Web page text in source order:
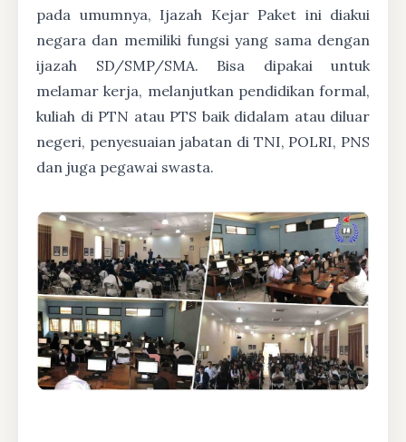
pada umumnya, Ijazah Kejar Paket ini diakui
negara dan memiliki fungsi yang sama dengan
ijazah SD/SMP/SMA. Bisa dipakai untuk
melamar kerja, melanjutkan pendidikan formal,
kuliah di PTN atau PTS baik didalam atau diluar
negeri, penyesuaian jabatan di TNI, POLRI, PNS
dan juga pegawai swasta.